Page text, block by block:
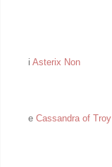
i Asterix Non
e Cassandra of Troy